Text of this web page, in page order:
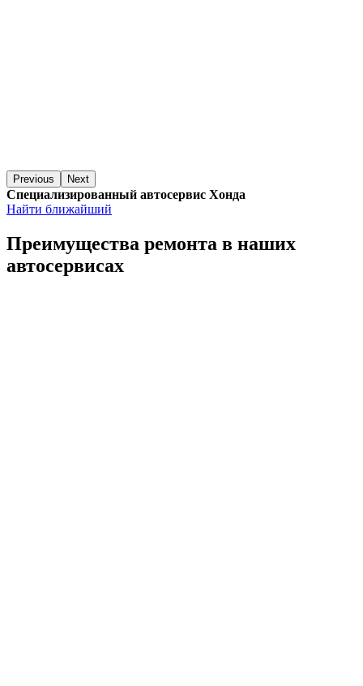
Previous Next
Специализированный автосервис Хонда
Найти ближайший
Преимущества ремонта в наших
автосервисах